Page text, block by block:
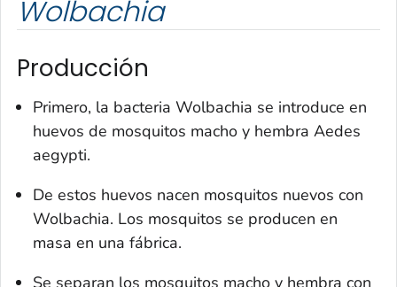
Wolbachia
Producción
Primero, la bacteria Wolbachia se introduce en
huevos de mosquitos macho y hembra Aedes
aegypti.
De estos huevos nacen mosquitos nuevos con
Wolbachia. Los mosquitos se producen en
masa en una fábrica.
Se separan los mosquitos macho y hembra con